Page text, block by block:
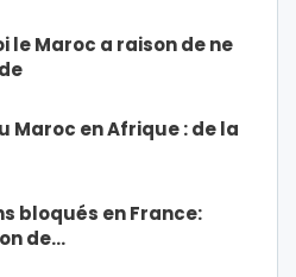
le Maroc a raison de ne
Maroc en Afrique : de la
bloqués en France:
de…